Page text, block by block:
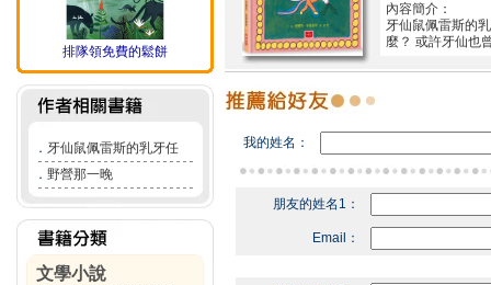
排隊領免費的鬆餅
． 牙仙鼠佩雷斯的乳牙任
． 野營那一晚
文學小說
內容簡介：
牙仙鼠佩雷斯的
麼？ 或許牙仙也
我的姓名：
朋友的姓名1：
Email：